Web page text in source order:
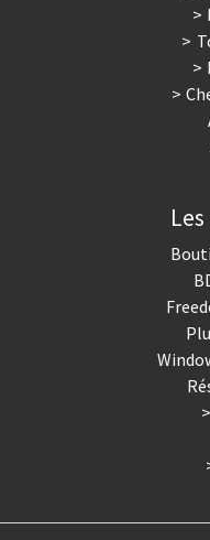
Souvenir de Fukushima